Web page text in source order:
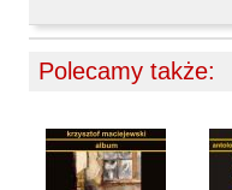
Michałowski Piotr
Mieczysłavsky Rafał
Mirahina Agnieszka
Polecamy także: